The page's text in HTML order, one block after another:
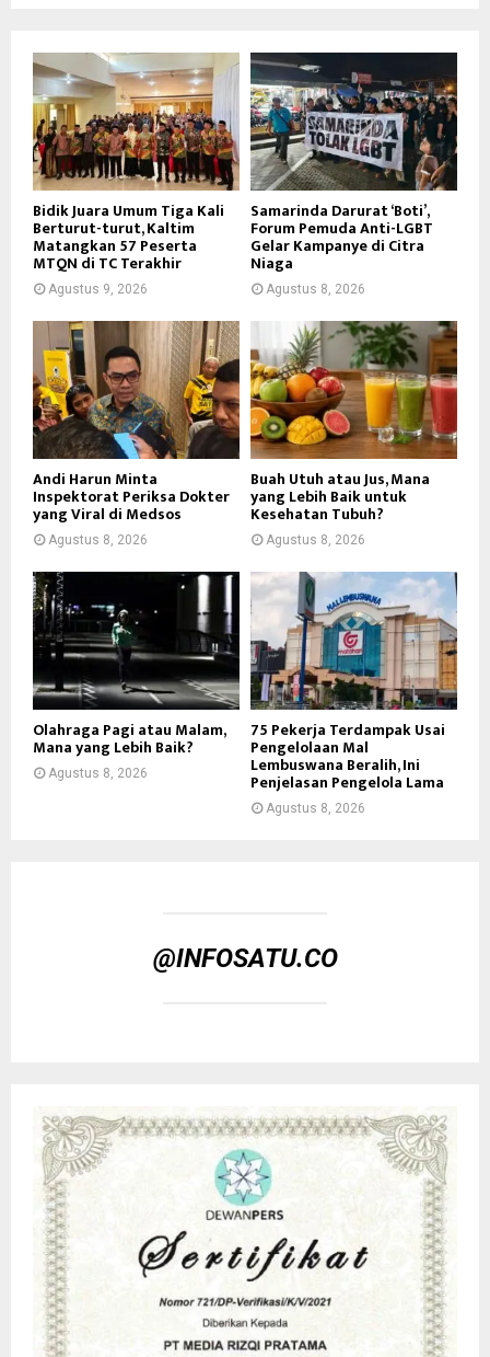
Bidik Juara Umum Tiga Kali
Berturut-turut, Kaltim
Matangkan 57 Peserta
MTQN di TC Terakhir
Agustus 9, 2026
Samarinda Darurat ‘Boti’,
Forum Pemuda Anti-LGBT
Gelar Kampanye di Citra
Niaga
Agustus 8, 2026
Andi Harun Minta
Inspektorat Periksa Dokter
yang Viral di Medsos
Agustus 8, 2026
Buah Utuh atau Jus, Mana
yang Lebih Baik untuk
Kesehatan Tubuh?
Agustus 8, 2026
Olahraga Pagi atau Malam,
Mana yang Lebih Baik?
Agustus 8, 2026
75 Pekerja Terdampak Usai
Pengelolaan Mal
Lembuswana Beralih, Ini
Penjelasan Pengelola Lama
Agustus 8, 2026
@INFOSATU.CO